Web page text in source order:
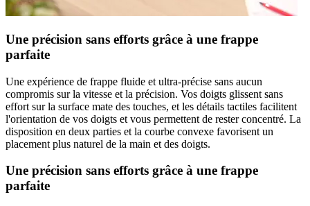
Une précision sans efforts grâce à une frappe
parfaite
Une expérience de frappe fluide et ultra-précise sans aucun
compromis sur la vitesse et la précision. Vos doigts glissent sans
effort sur la surface mate des touches, et les détails tactiles facilitent
l'orientation de vos doigts et vous permettent de rester concentré. La
disposition en deux parties et la courbe convexe favorisent un
placement plus naturel de la main et des doigts.
Une précision sans efforts grâce à une frappe
parfaite